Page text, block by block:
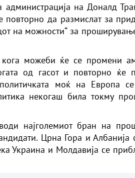
администрација на Доналд
повторно да размислат за
на можности“ за
можеби ќе се промени
од гасот и повторно ќе
моќ на Европа
некогаш била токму
најголемиот бран на
Црна Гора и Албанија
Украина и Молдавија се